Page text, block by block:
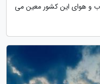
آب و هوای این کشور معین می